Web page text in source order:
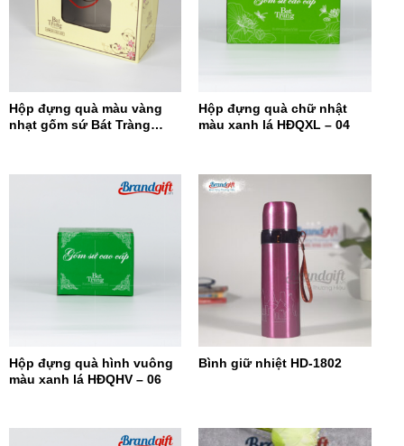
Hộp đựng quà màu vàng
nhạt gốm sứ Bát Tràng
Hộp đựng quà chữ nhật
màu xanh lá HĐQXL – 04
Hộp đựng quà hình vuông
màu xanh lá HĐQHV – 06
Bình giữ nhiệt HD-1802